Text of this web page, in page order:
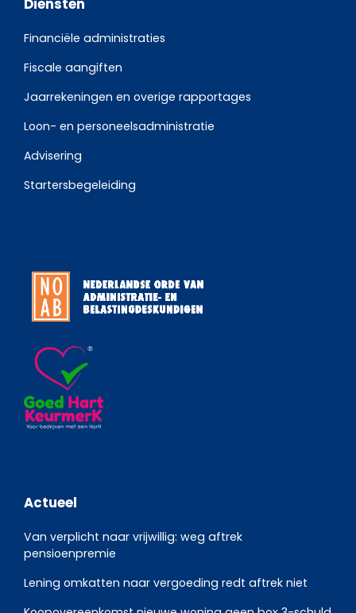
Diensten
Financiële administraties
Fiscale aangiften
Jaarrekeningen en overige rapportages
Loon- en personeelsadministratie
Advisering
Startersbegeleiding
Actueel
Van verplicht naar vrijwillig: weg aftrek
pensioenpremie
Lening omkatten naar vergoeding redt aftrek niet